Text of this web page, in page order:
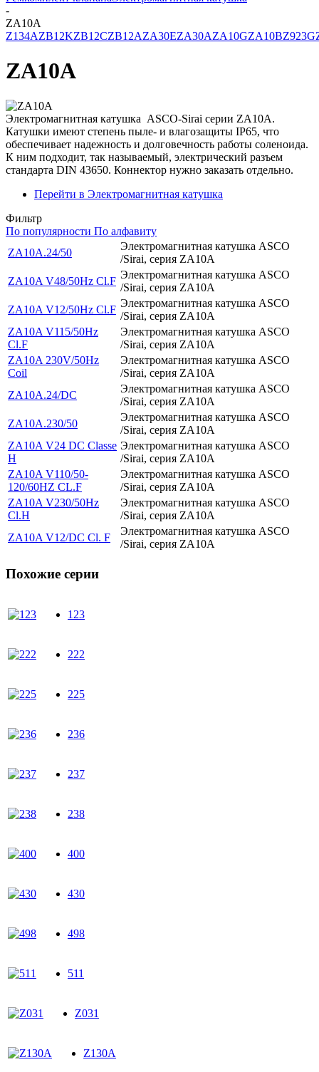
-
ZA10A
Z134AZB12KZB12CZB12AZA30EZA30AZA10GZA10BZ923G
ZA10A
Электромагнитная катушка ASCO-Sirai серии ZA10A.
Катушки имеют степень пыле- и влагозащиты IP65, что
обеспечивает надежность и долговечность работы соленоида.
К ним подходит, так называемый, электрический разъем
стандарта DIN 43650. Коннектор нужно заказать отдельно.
Перейти в Электромагнитная катушка
Фильтр
По популярности По алфавиту
ZA10A.24/50
Электромагнитная катушка ASCO
/Sirai, серия ZA10A
ZA10A V48/50Hz Cl.F
Электромагнитная катушка ASCO
/Sirai, серия ZA10A
ZA10A V12/50Hz Cl.F
Электромагнитная катушка ASCO
/Sirai, серия ZA10A
ZA10A V115/50Hz
Cl.F
Электромагнитная катушка ASCO
/Sirai, серия ZA10A
ZA10A 230V/50Hz
Coil
Электромагнитная катушка ASCO
/Sirai, серия ZA10A
ZA10A.24/DC
Электромагнитная катушка ASCO
/Sirai, серия ZA10A
ZA10A.230/50
Электромагнитная катушка ASCO
/Sirai, серия ZA10A
ZA10A V24 DC Classe
H
Электромагнитная катушка ASCO
/Sirai, серия ZA10A
ZA10A V110/50-
120/60HZ CL.F
Электромагнитная катушка ASCO
/Sirai, серия ZA10A
ZA10A V230/50Hz
Cl.H
Электромагнитная катушка ASCO
/Sirai, серия ZA10A
ZA10A V12/DC Cl. F
Электромагнитная катушка ASCO
/Sirai, серия ZA10A
Похожие серии
123
222
225
236
237
238
400
430
498
511
Z031
Z130A